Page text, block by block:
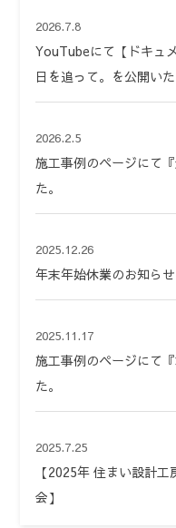
2026.7.8
YouTubeにて【ドキュ
日を追って。を公開いた
2026.2.5
施工事例のページにて
た。
2025.12.26
年末年始休業のお知らせ
2025.11.17
施工事例のページにて
た。
2025.7.25
【2025年 住まい設計
会】